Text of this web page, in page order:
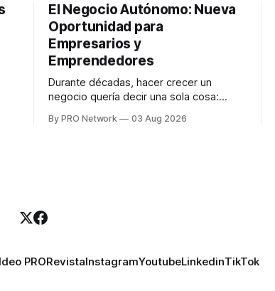
El Negocio Autónomo: Nueva
Oportunidad para
Empresarios y
Emprendedores
Durante décadas, hacer crecer un
negocio quería decir una sola cosa:
anuncios, un especialista en marketing
By PRO Network 03 Aug 2026
PRORevistaInstagramYoutubeLinkedinTikTok